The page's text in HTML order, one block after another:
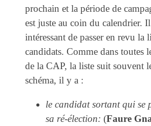
prochain et la période de
est juste au coin du calendrier.
intéressant de passer en revu la
candidats. Comme dans toutes
de la CAP, la liste suit souvent
schéma, il y a :
le candidat sortant qui se
sa ré-élection: (Faure